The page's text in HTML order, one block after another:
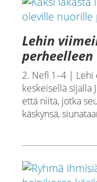
Lehin
perheelleen
2. Nefi 1–4 | Lehi
keskeisellä sijalla
että niitä, jotka
käskynsä,